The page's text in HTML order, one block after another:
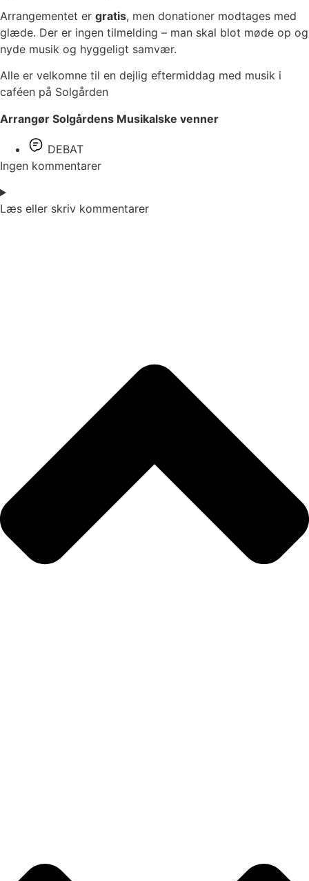
Arrangementet er gratis, men donationer modtages med
glæde. Der er ingen tilmelding – man skal blot møde op og
nyde musik og hyggeligt samvær.
Alle er velkomne til en dejlig eftermiddag med musik i
caféen på Solgården
Arrangør Solgårdens Musikalske venner
DEBAT
Ingen kommentarer
Læs eller skriv kommentarer